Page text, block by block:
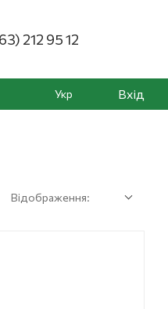
212 95 12
Укр Вхід
Відображення: